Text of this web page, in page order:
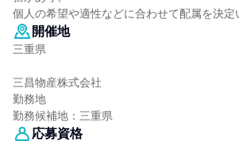
個人の希望や適性などに合わせて配属を決定
開催地
三重県
三昌物産株式会社
勤務地
勤務候補地：三重県
応募資格